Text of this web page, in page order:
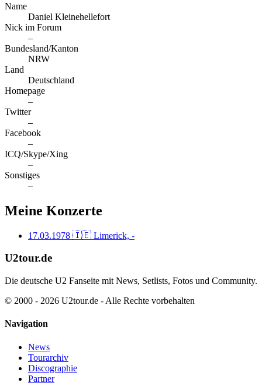
Name
Daniel Kleinehellefort
Nick im Forum
–
Bundesland/Kanton
NRW
Land
Deutschland
Homepage
–
Twitter
–
Facebook
–
ICQ/Skype/Xing
–
Sonstiges
–
Meine Konzerte
17.03.1978 🇮🇪 Limerick, -
U2tour.de
Die deutsche U2 Fanseite mit News, Setlists, Fotos und Community.
© 2000 - 2026 U2tour.de - Alle Rechte vorbehalten
Navigation
News
Tourarchiv
Discographie
Partner